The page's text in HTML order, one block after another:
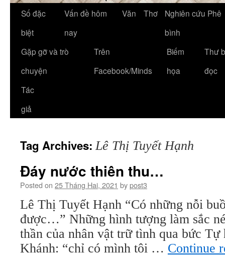
Số đặc
biệt
Vấn đề hôm
nay
Văn Thơ
Nghiên cứu Phê
bình
Gặp gỡ và trò
chuyện
Trên
Facebook/Minds
Biếm
họa
Thư
đọc
Tác
giả
Tag Archives:Lê Thị Tuyết Hạnh
Đáy nước thiên thu…
Posted on 25 Tháng Hai, 2021 bypost3
Lê Thị Tuyết Hạnh “Có những nỗi
được…” Những hình tượng làm sắc
thần của nhân vật trữ tình qua bức
Khánh: “chỉ có mình tôi … Continue